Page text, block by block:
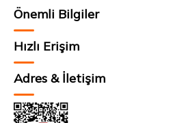
Önemli Bilgiler
Hızlı Erişim
Adres & İletişim